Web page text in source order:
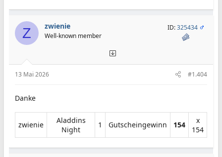
Z zwienie
Well-known member
ID:325434
13 Mai 2026 #1.404
Danke
zwienie​
Aladdins
Night​
1​ Gutscheingewinn​ 154
x
154​